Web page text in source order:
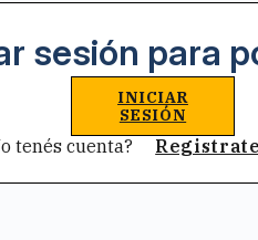
sesión para
INICIAR
SESIÓN
tenés cuenta?